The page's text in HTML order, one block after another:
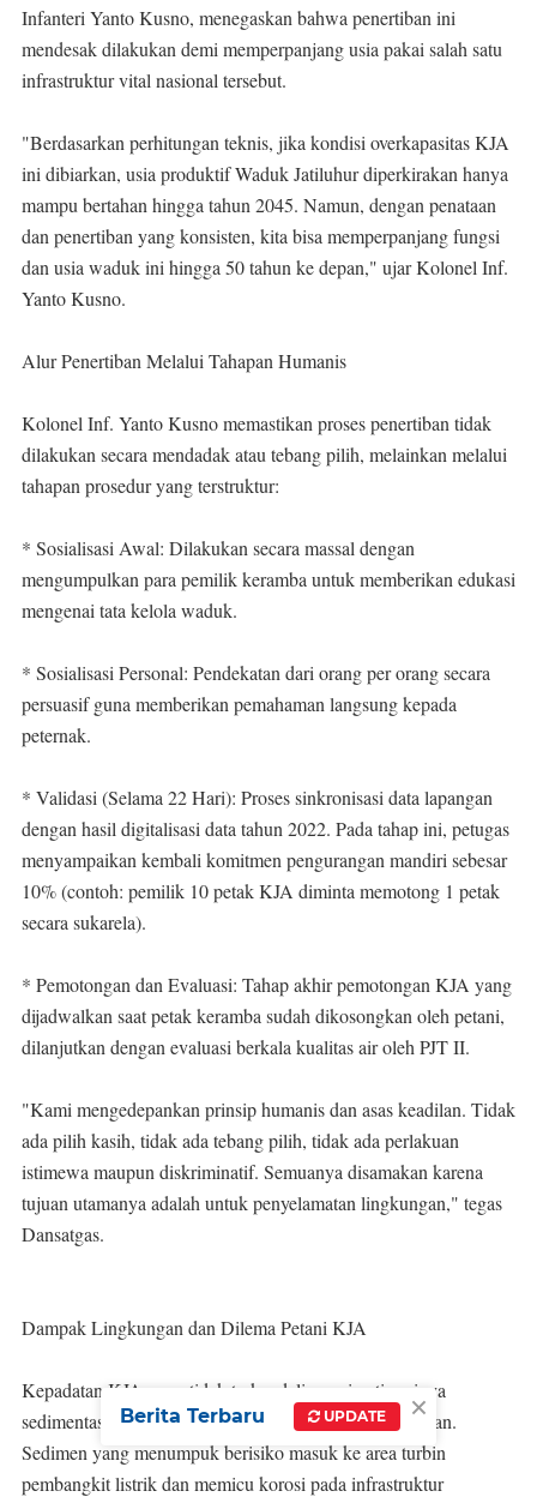
Infanteri Yanto Kusno, menegaskan bahwa penertiban ini
mendesak dilakukan demi memperpanjang usia pakai salah satu
infrastruktur vital nasional tersebut.
"Berdasarkan perhitungan teknis, jika kondisi overkapasitas KJA
ini dibiarkan, usia produktif Waduk Jatiluhur diperkirakan hanya
mampu bertahan hingga tahun 2045. Namun, dengan penataan
dan penertiban yang konsisten, kita bisa memperpanjang fungsi
dan usia waduk ini hingga 50 tahun ke depan," ujar Kolonel Inf.
Yanto Kusno.
Alur Penertiban Melalui Tahapan Humanis
Kolonel Inf. Yanto Kusno memastikan proses penertiban tidak
dilakukan secara mendadak atau tebang pilih, melainkan melalui
tahapan prosedur yang terstruktur:
* Sosialisasi Awal: Dilakukan secara massal dengan
mengumpulkan para pemilik keramba untuk memberikan edukasi
mengenai tata kelola waduk.
* Sosialisasi Personal: Pendekatan dari orang per orang secara
persuasif guna memberikan pemahaman langsung kepada
peternak.
* Validasi (Selama 22 Hari): Proses sinkronisasi data lapangan
dengan hasil digitalisasi data tahun 2022. Pada tahap ini, petugas
menyampaikan kembali komitmen pengurangan mandiri sebesar
10% (contoh: pemilik 10 petak KJA diminta memotong 1 petak
secara sukarela).
* Pemotongan dan Evaluasi: Tahap akhir pemotongan KJA yang
dijadwalkan saat petak keramba sudah dikosongkan oleh petani,
dilanjutkan dengan evaluasi berkala kualitas air oleh PJT II.
"Kami mengedepankan prinsip humanis dan asas keadilan. Tidak
ada pilih kasih, tidak ada tebang pilih, tidak ada perlakuan
istimewa maupun diskriminatif. Semuanya disamakan karena
tujuan utamanya adalah untuk penyelamatan lingkungan," tegas
Dansatgas.
Dampak Lingkungan dan Dilema Petani KJA
Kepadatan KJA yang tidak terkendali memicu tingginya
sedimentasi akibat sisa pakan komersial dan kotoran ikan.
Sedimen yang menumpuk berisiko masuk ke area turbin
pembangkit listrik dan memicu korosi pada infrastruktur
×
Berita Terbaru UPDATE